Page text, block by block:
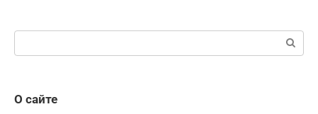
Поиск:
О сайте